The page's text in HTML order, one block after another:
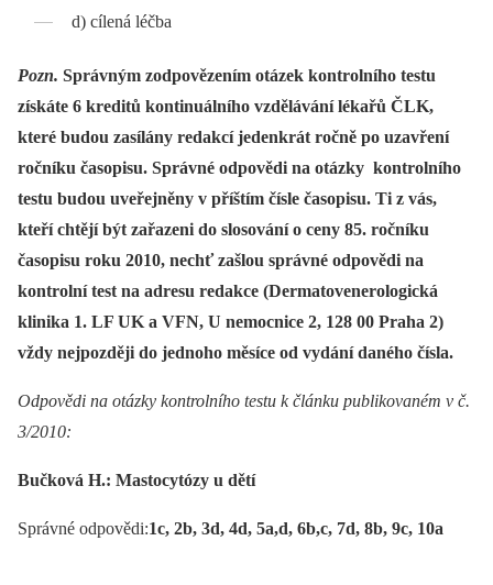
d) cílená léčba
Pozn. Správným zodpovězením otázek kontrolního testu
získáte 6 kreditů kontinuálního vzdělávání lékařů ČLK,
které budou zasílány redakcí jedenkrát ročně po uzavření
ročníku časopisu. Správné odpovědi na otázky kontrolního
testu budou uveřejněny v příštím čísle časopisu. Ti z vás,
kteří chtějí být zařazeni do slosování o ceny 85. ročníku
časopisu roku 2010, nechť zašlou správné odpovědi na
kontrolní test na adresu redakce (Dermatovenerologická
klinika 1. LF UK a VFN, U nemocnice 2, 128 00 Praha 2)
vždy nejpozději do jednoho měsíce od vydání daného čísla.
Odpovědi na otázky kontrolního testu k článku publikovaném v č.
3/2010:
Bučková H.: Mastocytózy u dětí
Správné odpovědi:1c, 2b, 3d, 4d, 5a,d, 6b,c, 7d, 8b, 9c, 10a